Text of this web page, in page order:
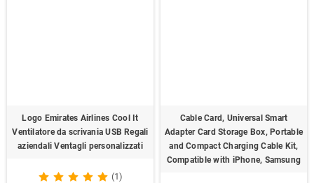
Logo Emirates Airlines Cool It
Ventilatore da scrivania USB Regali
aziendali Ventagli personalizzati
(1)
Cable Card, Universal Smart
Adapter Card Storage Box, Portable
and Compact Charging Cable Kit,
Compatible with iPhone, Samsung